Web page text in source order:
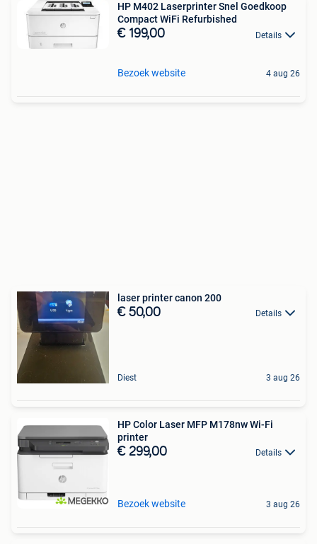
HP M402 Laserprinter Snel Goedkoop
Compact WiFi Refurbished
€ 199,00 Details
Bezoek website 4 aug 26
laser printer canon 200
€ 50,00 Details
Diest 3 aug 26
HP Color Laser MFP M178nw Wi-Fi
printer
€ 299,00 Details
Bezoek website 3 aug 26